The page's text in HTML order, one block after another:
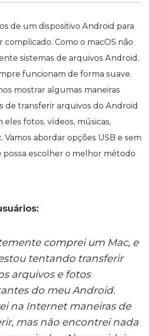
de um dispositivo Android para
complicado. Como o macOS não
sistemas de arquivos Android,
funcionam de forma suave.
mostrar algumas maneiras
de transferir arquivos do Android
eles fotos, vídeos, músicas,
abordar opções USB e sem
possa escolher o melhor método
comprei um Mac, e
tentando transferir
arquivos e fotos
do meu Android.
na Internet maneiras de
mas não encontrei nada